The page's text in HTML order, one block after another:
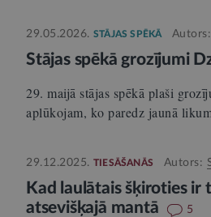
29.05.2026. STĀJAS SPĒKĀ Autors:
Stājas spēkā grozījumi
29. maijā stājas spēkā plaši
aplūkojam, ko paredz jaunā
29.12.2025. TIESĀŠANĀS Autors:
Kad laulātais šķiroties ir
atsevišķajā mantā
5